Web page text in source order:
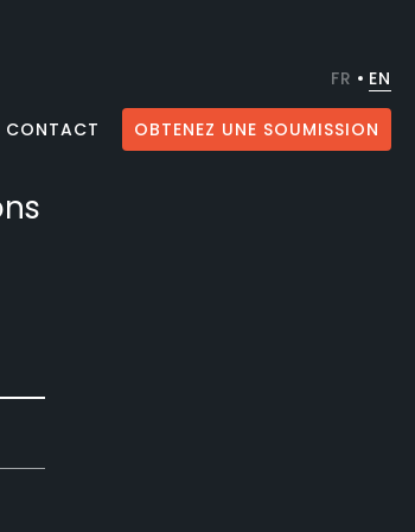
FR EN
CONTACT OBTENEZ UNE SOUMISSION